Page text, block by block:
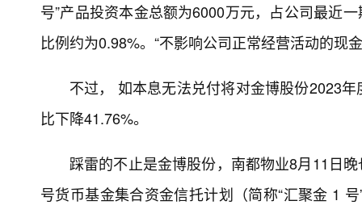
号”产品投资本金总额为6000万元，占公司最近
比例约为0.98%。“不影响公司正常经营活动的现
不过， 如本息无法兑付将对金博股份2023
比下降41.76%。
踩雷的不止是金博股份，南都物业8月11日
号货币基金集合资金信托计划（简称“汇聚金 1